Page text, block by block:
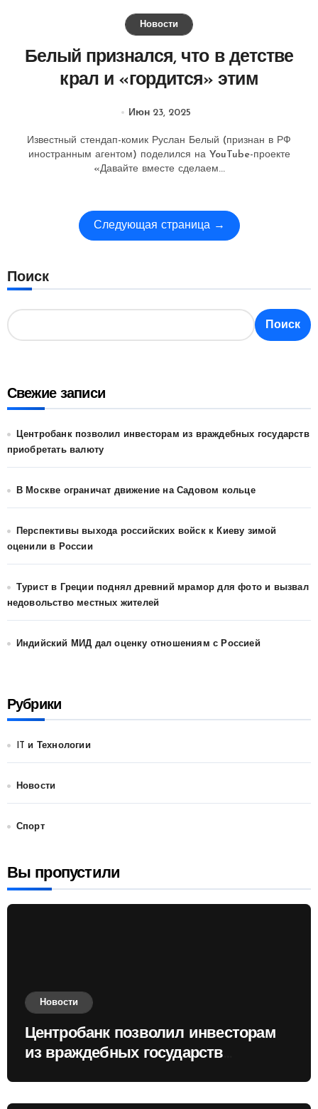
Новости
Белый признался, что в детстве
крал и «гордится» этим
Июн 23, 2025
Известный стендап-комик Руслан Белый (признан в РФ
иностранным агентом) поделился на YouTube-проекте
«Давайте вместе сделаем...
Следующая страница →
Поиск
Поиск
Свежие записи
Центробанк позволил инвесторам из враждебных государств
приобретать валюту
В Москве ограничат движение на Садовом кольце
Перспективы выхода российских войск к Киеву зимой
оценили в России
Турист в Греции поднял древний мрамор для фото и вызвал
недовольство местных жителей
Индийский МИД дал оценку отношениям с Россией
Рубрики
IT и Технологии
Новости
Спорт
Вы пропустили
Новости
Центробанк позволил инвесторам
из враждебных государств